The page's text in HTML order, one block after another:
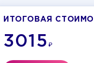
ИТОГОВАЯ
3015 ₽